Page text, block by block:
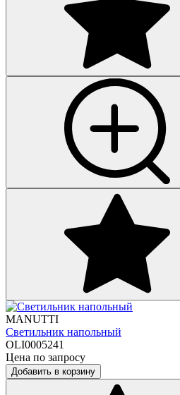
MANUTTI
Светильник напольный
OLI0005241
Цена по запросу
Добавить в корзину